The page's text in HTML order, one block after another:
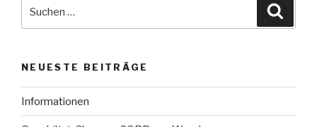
NEUESTE BEITRÄGE
Informationen